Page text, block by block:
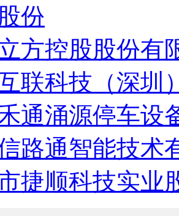
份
方控股股份有
联科技（深圳
禾通涌源停车设
路通智能技术
捷顺科技实业